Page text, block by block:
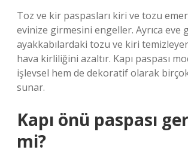
Toz ve kir paspasları kiri ve tozu
evinize girmesini engeller. Ayrıca eve
ayakkabılardaki tozu ve kiri
hava kirliliğini azaltır. Kapı paspası
işlevsel hem de dekoratif olarak
sunar.
Kapı önü paspası
mi?